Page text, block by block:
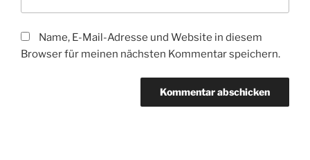
Name, E-Mail-Adresse und Website in diesem
Browser für meinen nächsten Kommentar speichern.